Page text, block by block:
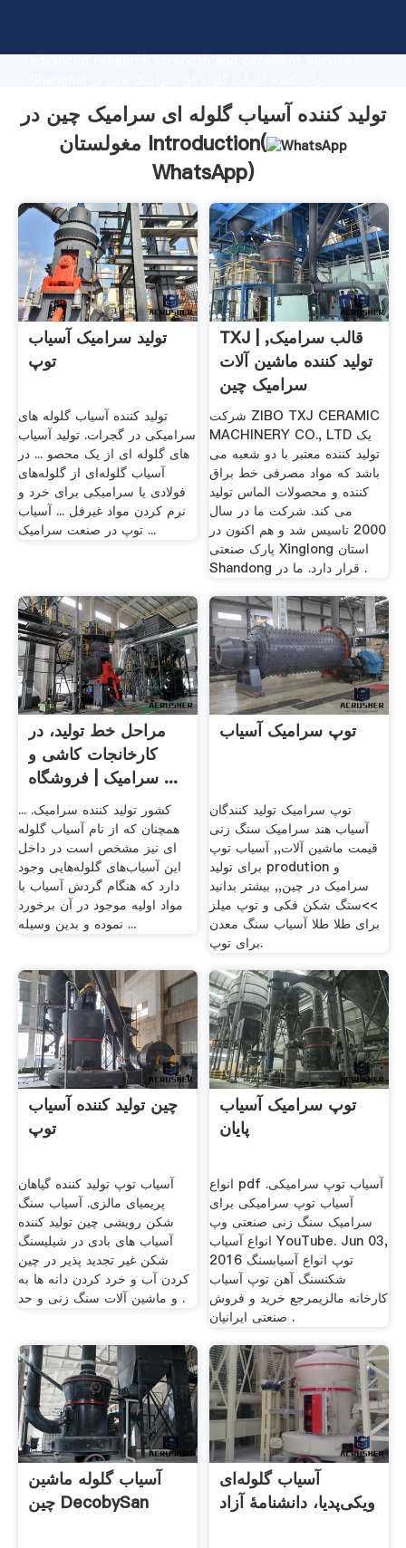
advanced research strength and excellent service,
all of customers.
تولید کننده آسیاب گلوله ای سرامیک چین در
مغولستان Introduction(
WhatsApp)
تولید سرامیک آسیاب
توپ
تولید کننده آسیاب گلوله های
سرامیکی در گجرات. تولید آسیاب
های گلوله ای از یک محصو ... در
آسیاب گلوله‌ای از گلوله‌های
فولادی یا سرامیکی برای خرد و
نرم کردن مواد غیرفل ... آسیاب
توپ در صنعت سرامیک ...
TXJ | قالب سرامیک,
تولید کننده ماشین آلات
سرامیک چین
شرکت ZIBO TXJ CERAMIC
MACHINERY CO., LTD یک
تولید کننده معتبر با دو شعبه می
باشد که مواد مصرفی خط براق
کننده و محصولات الماس تولید
می کند. شرکت ما در سال
2000 تاسیس شد و هم اکنون در
پارک صنعتی Xinglong استان
Shandong قرار دارد. ما در .
مراحل خط تولید، در
کارخانجات کاشی و
سرامیک | فروشگاه ...
کشور تولید کننده سرامیک. ...
همچنان که از نام آسیاب گلوله
ای نیز مشخص است در داخل
این آسیاب‌های گلوله‌هایی وجود
دارد که هنگام گردش آسیاب با
مواد اولیه موجود در آن برخورد
نموده و بدین وسیله ...
توپ سرامیک آسیاب
توپ سرامیک تولید کنندگان
آسیاب هند سرامیک سنگ زنی
قیمت ماشین آلات,, آسیاب توپ
برای تولید prodution و
سرامیک در چین,, بیشتر بدانید
>>سنگ شکن فکی و توپ میلز
برای طلا طلا آسیاب سنگ معدن
برای توپ.
چین تولید کننده آسیاب
توپ
آسیاب توپ تولید کننده گیاهان
پریمیای مالزی. آسیاب سنگ
شکن رویشی چین تولید کننده
آسیاب های بادی در شیلیسنگ
شکن غیر تجدید پذیر در چین
کردن آب و خرد کردن دانه ها به
و ماشین آلات سنگ زنی و حد .
توپ سرامیک آسیاب
پایان
انواع pdf آسیاب توپ سرامیکی.
آسیاب توپ سرامیکی برای
سرامیک سنگ زنی صنعتی ‫وپ
انواع آسیاب‬‎ YouTube. Jun 03,
2016 توپ انواع آسیابسنگ
شکنسنگ آهن توپ آسیاب
کارخانه مالزیمرجع خرید و فروش
صنعتی ایرانیان .
آسیاب گلوله ماشین
چین DecobySan
آسیاب گلوله‌ای
ویکی‌پدیا، دانشنامهٔ آزاد